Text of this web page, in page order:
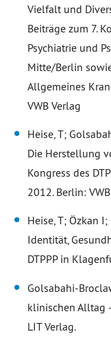
Vielfalt und
Beiträge zum 7.
Psychiatrie und
Mitte/Berlin
Allgemeines
VWB Verlag
Heise, T;
Die Herstellung
Kongress des
2012. Berlin:
Heise, T; Özkan
Identität,
DTPPP in
Golsabahi-
klinischen Alltag
LIT Verlag.